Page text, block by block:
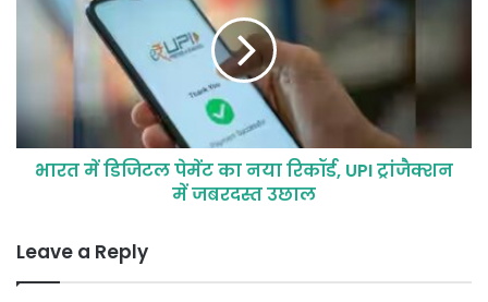
भारत में डिजिटल पेमेंट का नया रिकॉर्ड, UPI ट्रांजैक्शन
में जबरदस्त उछाल
Leave a Reply